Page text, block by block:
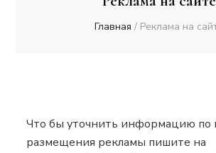
Главная / Реклама на
Что бы уточнить информацию по
размещения рекламы пишите на